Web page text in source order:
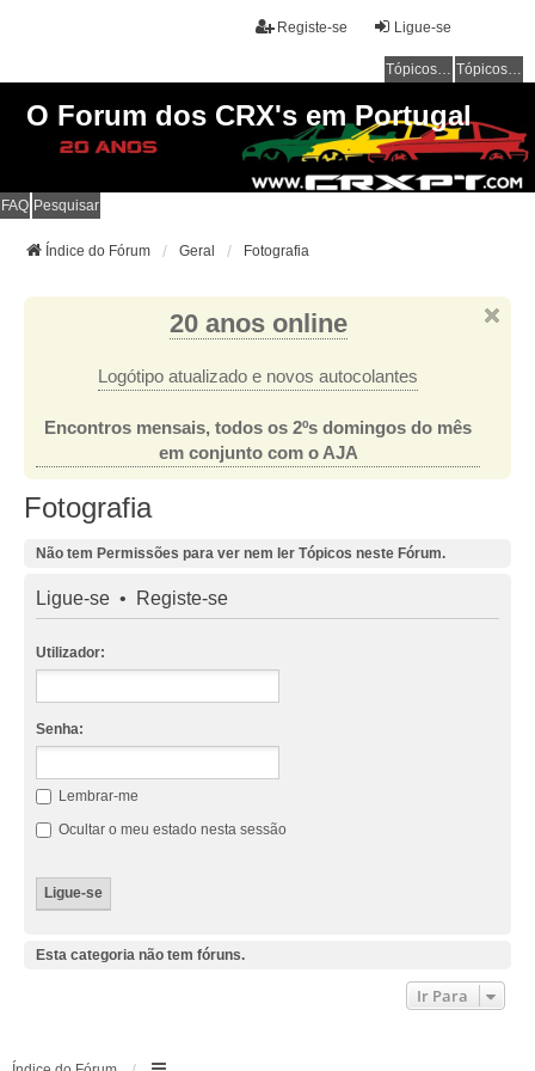
Ligue-se
Registe-se
Tópicos sem resposta Tópicos ativos
O Forum dos CRX's em Portugal
FAQ Pesquisar
Índice do Fórum Geral Fotografia
20 anos online
Logótipo atualizado e novos autocolantes
Encontros mensais, todos os 2ºs domingos do mês
em conjunto com o AJA
Fotografia
Não tem Permissões para ver nem ler Tópicos neste Fórum.
Ligue-se • Registe-se
Utilizador:
Senha:
Lembrar-me
Ocultar o meu estado nesta sessão
Esta categoria não tem fóruns.
Ir Para